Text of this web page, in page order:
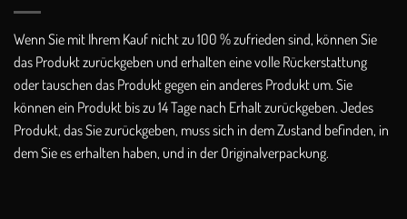
Wenn Sie mit Ihrem Kauf nicht zu 100 % zufrieden sind, können Sie
das Produkt zurückgeben und erhalten eine volle Rückerstattung
oder tauschen das Produkt gegen ein anderes Produkt um. Sie
können ein Produkt bis zu 14 Tage nach Erhalt zurückgeben. Jedes
Produkt, das Sie zurückgeben, muss sich in dem Zustand befinden, in
dem Sie es erhalten haben, und in der Originalverpackung.